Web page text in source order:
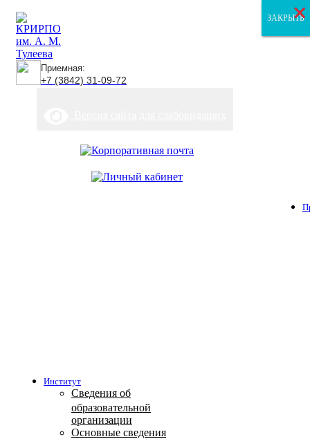
Приемная:
+7 (3842) 31-09-72
Институт
Сведения об
образовательной
организации
Основные сведения
ЗАКРЫТЬ
ЗАКРЫТЬ
ЗАКРЫТЬ
×
×
×